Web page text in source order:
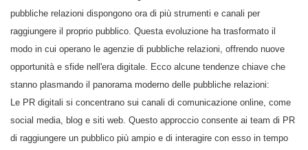
pubbliche relazioni dispongono ora di più strumenti e canali per
raggiungere il proprio pubblico. Questa evoluzione ha trasformato il
modo in cui operano le agenzie di pubbliche relazioni, offrendo nuove
opportunità e sfide nell'era digitale. Ecco alcune tendenze chiave che
stanno plasmando il panorama moderno delle pubbliche relazioni:
Le PR digitali si concentrano sui canali di comunicazione online, come
social media, blog e siti web. Questo approccio consente ai team di PR
di raggiungere un pubblico più ampio e di interagire con esso in tempo